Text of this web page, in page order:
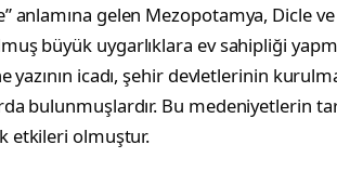
anlamına gelen Mezopotamya, Dicle
büyük uygarlıklara ev sahipliği
yazının icadı, şehir devletlerinin
bulunmuşlardır. Bu medeniyetlerin
etkileri olmuştur.